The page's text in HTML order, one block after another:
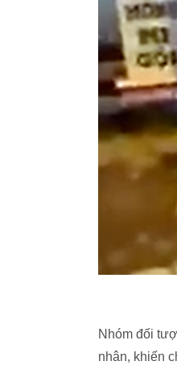
Nhóm đối
nhân, khiến